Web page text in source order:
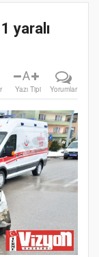
yaralı
A
Yazı Tipi Yorumlar